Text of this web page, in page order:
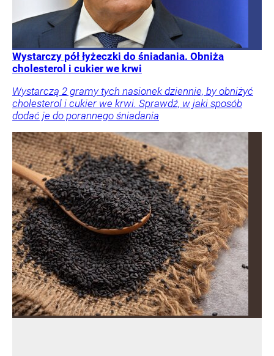
Wystarczy pół łyżeczki do śniadania. Obniża
cholesterol i cukier we krwi
Wystarczą 2 gramy tych nasionek dziennie, by obniżyć
cholesterol i cukier we krwi. Sprawdź, w jaki sposób
dodać je do porannego śniadania